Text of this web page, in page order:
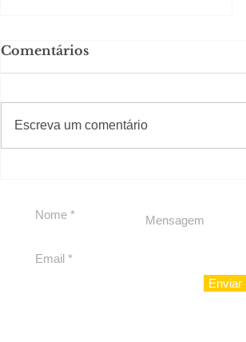
reforçam apoio a
Cláudio Mitidieri
Comentários
Escreva um comentário
#Sugestões
Enviar